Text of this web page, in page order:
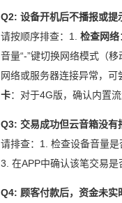
Q2: 设备开机后不播报或提
请按顺序排查：1. 检查网络
音量“-”键切换网络模式（
网络或服务器连接异常，可
卡：对于4G版，确认内置
Q3: 交易成功但云音箱没有
请排查：1. 检查设备音量是
3. 在APP中确认该笔交易是
Q4: 顾客付款后，资金未实